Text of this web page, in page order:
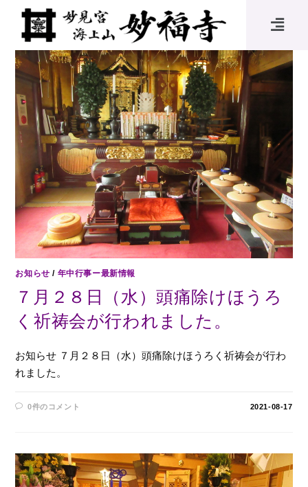
お知らせ / 年中行事ー最新情報
７月２８日（水）頭痛除けほうろ
く祈祷会が行われました。
お知らせ ７月２８日（水）頭痛除けほうろく祈祷会が行わ
れました。
0件のコメント 2021-08-17